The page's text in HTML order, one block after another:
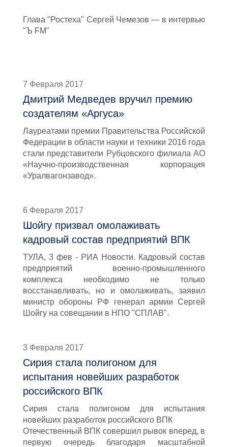
Глава "Ростеха" Сергей Чемезов — в интервью
"Ъ FM"
7 Февраля 2017
Дмитрий Медведев вручил премию
создателям «Аргуса»
Лауреатами премии Правительства Российской
Федерации в области науки и техники 2016 года
стали представители Рубцовского филиала АО
«Научно-производственная корпорация
«Уралвагонзавод».
6 Февраля 2017
Шойгу призвал омолаживать
кадровый состав предприятий ВПК
ТУЛА, 3 фев - РИА Новости. Кадровый состав
предприятий военно-промышленного
комплекса необходимо не только
восстанавливать, но и омолаживать, заявил
министр обороны РФ генерал армии Сергей
Шойгу на совещании в НПО "СПЛАВ".
3 Февраля 2017
Сирия стала полигоном для
испытания новейших разработок
российского ВПК
Сирия стала полигоном для испытания
новейших разработок российского ВПК
Отечественный ВПК совершил рывок вперед, в
первую очередь благодаря масштабной